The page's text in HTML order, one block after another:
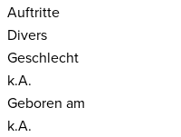
Auftritte
Divers
Geschlecht
k.A.
Geboren am
k.A.